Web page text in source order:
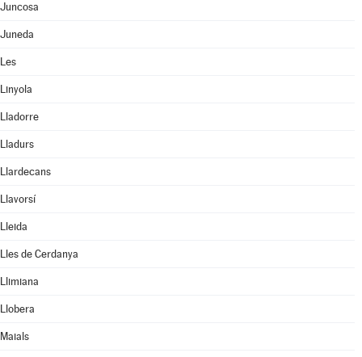
Juncosa
Juneda
Les
Linyola
Lladorre
Lladurs
Llardecans
Llavorsí
Lleida
Lles de Cerdanya
Llimiana
Llobera
Maials